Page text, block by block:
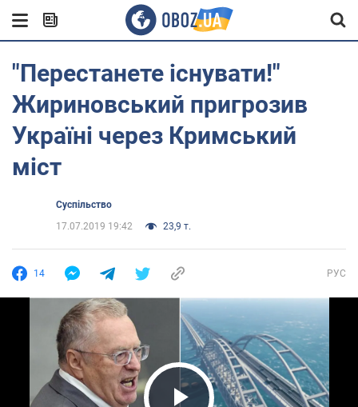
"Перестанете існувати!"
Жириновський пригрозив
Україні через Кримський
міст
Суспільство
17.07.2019 19:42
23,9 т.
14 РУС